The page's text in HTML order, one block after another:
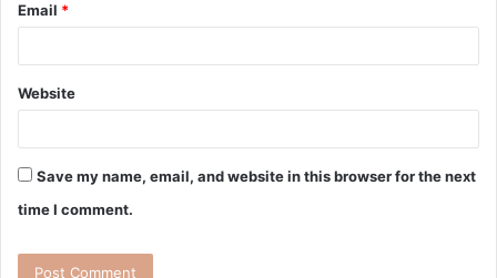
Email *
Website
Save my name, email, and website in this browser for the next
time I comment.